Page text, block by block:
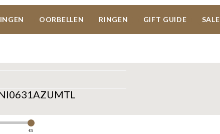
OORBELLEN RINGEN GIFT GUIDE SALE
€5